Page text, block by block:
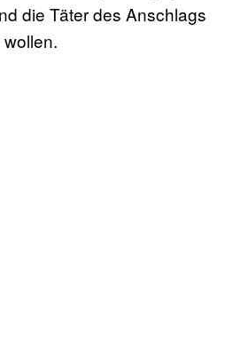
die Täter des Anschlags